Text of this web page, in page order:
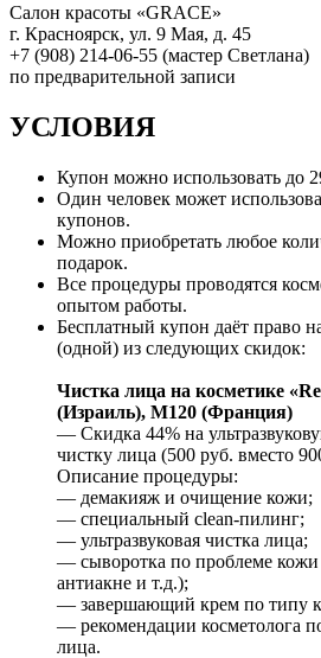
Салон красоты «GRACE»
г. Красноярск, ул. 9 Мая, д. 45
+7 (908) 214-06-55 (мастер Светлана)
по предварительной записи
УСЛОВИЯ
Купон можно использовать до
Один человек может
купонов.
Можно приобретать любое
подарок.
Все процедуры проводятся
опытом работы.
Бесплатный купон даёт право
(одной) из следующих скидок:
Чистка лица на косметике
(Израиль), M120 (Франция)
— Скидка 44% на
чистку лица (500 руб. вместо
Описание процедуры:
— демакияж и очищение кожи;
— специальный clean-пилинг;
— ультразвуковая чистка лица;
— сыворотка по проблеме
антиакне и т.д.);
— завершающий крем по типу
— рекомендации косметолога
лица.